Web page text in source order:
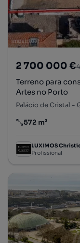
2 700 000 €
Terreno para
Artes no Porto
Preço por metro
572 m²
LUXIMOS
Profissional